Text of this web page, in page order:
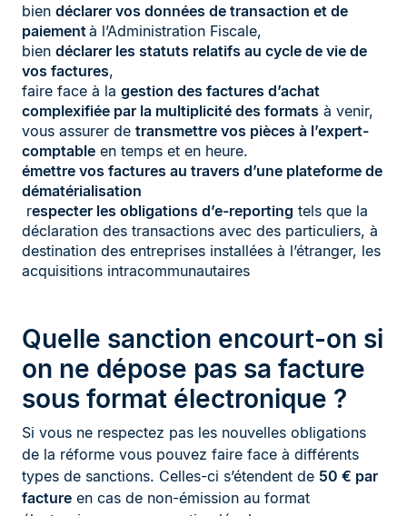
bien déclarer vos données de transaction et de
paiementà l’Administration Fiscale,
bien déclarer les statuts relatifs au cycle de vie de
vos factures,
faire face à la gestion des factures d’achat
complexifiée par la multiplicité des formats à venir,
vous assurer de transmettre vos pièces à l’expert-
comptable en temps et en heure.
émettre vos factures au travers d’une plateforme de
dématérialisation
respecter les obligations d’e-reporting tels que la
déclaration des transactions avec des particuliers, à
destination des entreprises installées à l’étranger, les
acquisitions intracommunautaires
Quelle sanction encourt-on si
on ne dépose pas sa facture
sous format électronique ?
Si vous ne respectez pas les nouvelles obligations
de la réforme vous pouvez faire face à différents
types de sanctions. Celles-ci s’étendent de 50 € par
facture en cas de non-émission au format